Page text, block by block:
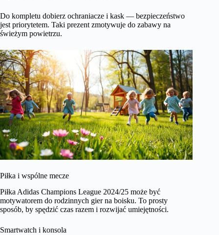
Do kompletu dobierz ochraniacze i kask — bezpieczeństwo
jest priorytetem. Taki prezent zmotywuje do zabawy na
świeżym powietrzu.
Piłka i wspólne mecze
Piłka Adidas Champions League 2024/25 może być
motywatorem do rodzinnych gier na boisku. To prosty
sposób, by spędzić czas razem i rozwijać umiejętności.
Smartwatch i konsola